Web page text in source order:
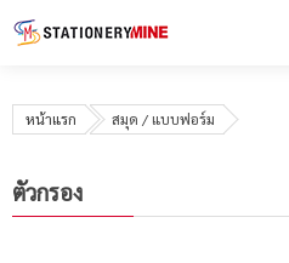
หน้าแรก สมุด / แบบฟอร์ม
ตัวกรอง